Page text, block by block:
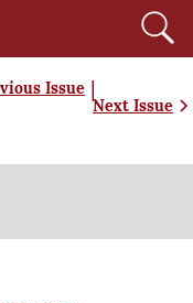
Issue |
Next Issue